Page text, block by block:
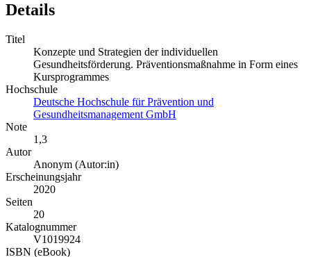
Details
Titel
Konzepte und Strategien der individuellen
Gesundheitsförderung. Präventionsmaßnahme in Form eines
Kursprogrammes
Hochschule
Deutsche Hochschule für Prävention und
Gesundheitsmanagement GmbH
Note
1,3
Autor
Anonym (Autor:in)
Erscheinungsjahr
2020
Seiten
20
Katalognummer
V1019924
ISBN (eBook)